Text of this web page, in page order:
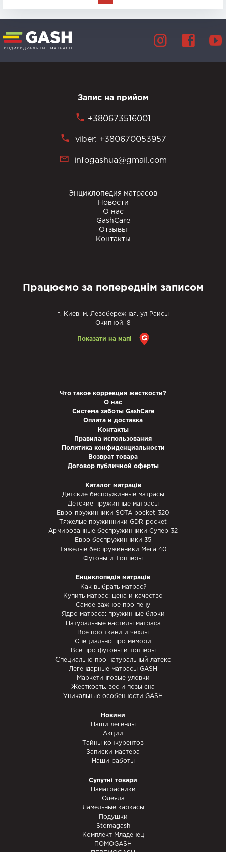
Запис на прийом
+380673516001
viber: +380670053957
infogashua@gmail.com
Энциклопедия матрасов
Новости
О нас
GashCare
Отзывы
Контакты
Працюємо за попереднім записом
г. Киев. м. Левобережная, ул Раисы
Окипной, 8
Показати на мапі
Что такое коррекция жесткости?
О нас
Система заботы GashCare
Оплата и доставка
Контакты
Правила использования
Политика конфиденциальности
Возврат товара
Договор публичной оферты
Каталог матраців
Детские беспружинные матрасы
Детские пружинные матрасы
Евро-пружинники SOTA pocket-320
Тяжелые пружинники GDR-pocket
Армированные беспружинники Супер 32
Евро беспружинники 35
Тяжелые беспружинники Мега 40
Футоны и Топперы
Енциклопедія матраців
Как выбрать матрас?
Купить матрас: цена и качество
Самое важное про пену
Ядро матраса: пружинные блоки
Натуральные настилы матраса
Все про ткани и чехлы
Специально про мемори
Все про футоны и топперы
Специально про натуральный латекс
Легендарные матрасы GASH
Маркетинговые уловки
Жесткость, вес и позы сна
Уникальные особенности GASH
Новини
Наши легенды
Акции
Тайны конкурентов
Записки мастера
Наши работы
Супутні товари
Наматрасники
Одеяла
Ламельные каркасы
Подушки
Stomagash
Комплект Младенец
ПОМОGASH